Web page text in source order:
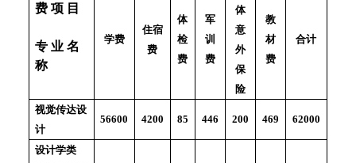
费 项 目
专 业 名
称
学费
住宿
费
体
检
费
军
训
费
体
意
外
保
险
教
材
费
合计
视觉传达设
计
56600 4200 85 446 200 469 62000
设计学类